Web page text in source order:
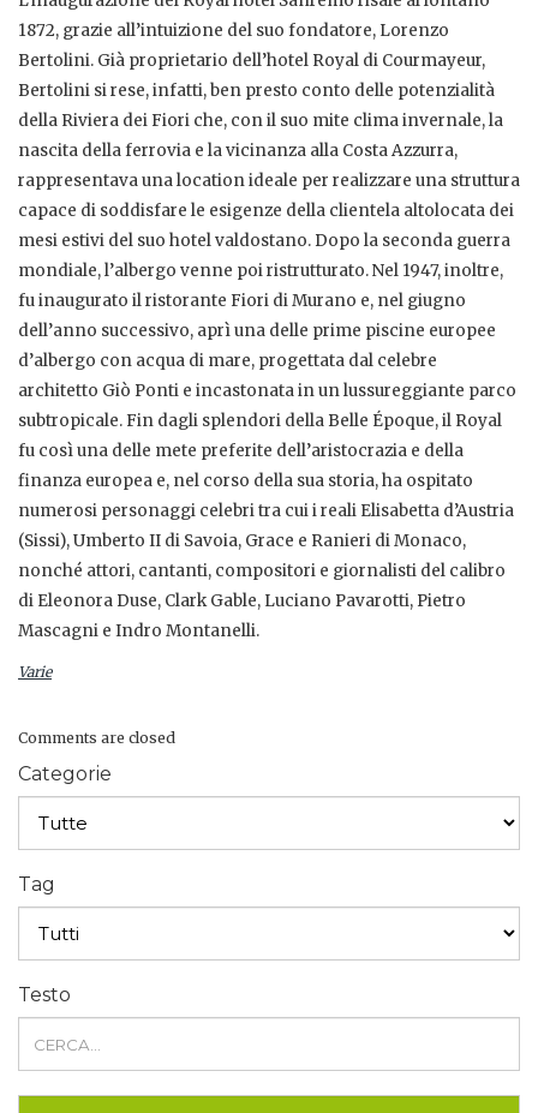
1872, grazie all’intuizione del suo fondatore, Lorenzo
Bertolini. Già proprietario dell’hotel Royal di Courmayeur,
Bertolini si rese, infatti, ben presto conto delle potenzialità
della Riviera dei Fiori che, con il suo mite clima invernale, la
nascita della ferrovia e la vicinanza alla Costa Azzurra,
rappresentava una location ideale per realizzare una struttura
capace di soddisfare le esigenze della clientela altolocata dei
mesi estivi del suo hotel valdostano. Dopo la seconda guerra
mondiale, l’albergo venne poi ristrutturato. Nel 1947, inoltre,
fu inaugurato il ristorante Fiori di Murano e, nel giugno
dell’anno successivo, aprì una delle prime piscine europee
d’albergo con acqua di mare, progettata dal celebre
architetto Giò Ponti e incastonata in un lussureggiante parco
subtropicale. Fin dagli splendori della Belle Époque, il Royal
fu così una delle mete preferite dell’aristocrazia e della
finanza europea e, nel corso della sua storia, ha ospitato
numerosi personaggi celebri tra cui i reali Elisabetta d’Austria
(Sissi), Umberto II di Savoia, Grace e Ranieri di Monaco,
nonché attori, cantanti, compositori e giornalisti del calibro
di Eleonora Duse, Clark Gable, Luciano Pavarotti, Pietro
Mascagni e Indro Montanelli.
Varie
Comments are closed
Categorie
Tag
Testo